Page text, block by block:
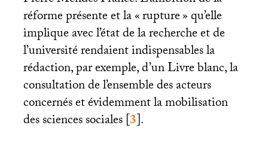
réforme présente et la «rupture» qu’elle
implique avec l’état de la recherche et de
l’université rendaient indispensables la
rédaction, par exemple, d’un Livre blanc, la
consultation de l’ensemble des acteurs
concernés et évidemment la mobilisation
des sciences sociales[3].